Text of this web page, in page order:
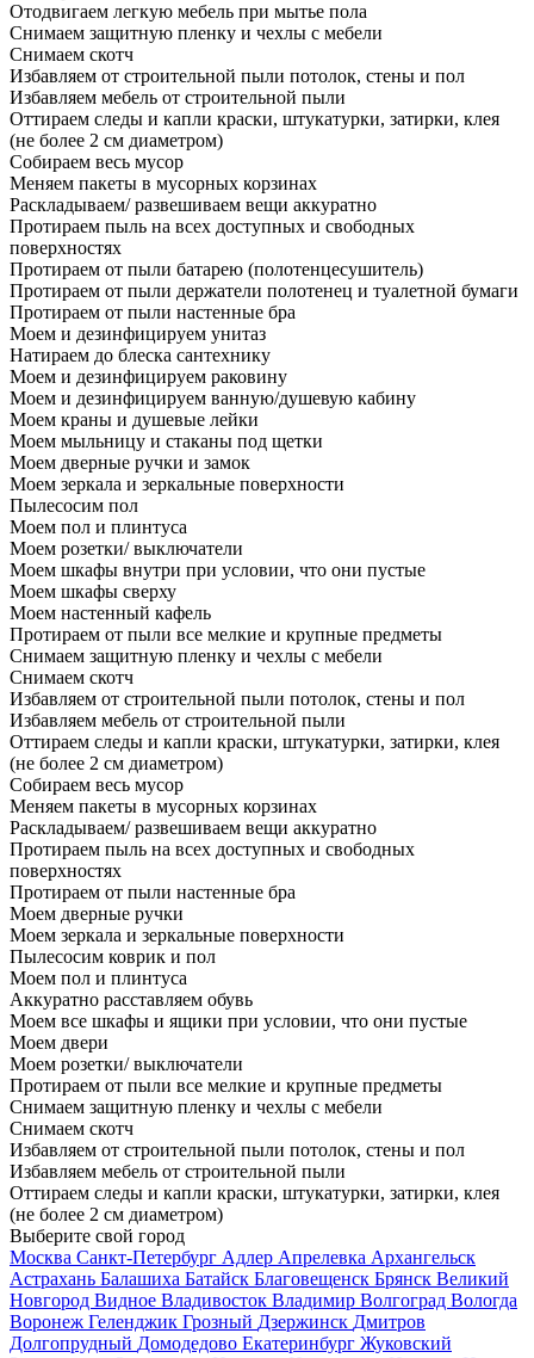
Отодвигаем легкую мебель при мытье пола
Снимаем защитную пленку и чехлы с мебели
Снимаем скотч
Избавляем от строительной пыли потолок, стены и пол
Избавляем мебель от строительной пыли
Оттираем следы и капли краски, штукатурки, затирки, клея
(не более 2 см диаметром)
Собираем весь мусор
Меняем пакеты в мусорных корзинах
Раскладываем/ развешиваем вещи аккуратно
Протираем пыль на всех доступных и свободных
поверхностях
Протираем от пыли батарею (полотенцесушитель)
Протираем от пыли держатели полотенец и туалетной бумаги
Протираем от пыли настенные бра
Моем и дезинфицируем унитаз
Натираем до блеска сантехнику
Моем и дезинфицируем раковину
Моем и дезинфицируем ванную/душевую кабину
Моем краны и душевые лейки
Моем мыльницу и стаканы под щетки
Моем дверные ручки и замок
Моем зеркала и зеркальные поверхности
Пылесосим пол
Моем пол и плинтуса
Моем розетки/ выключатели
Моем шкафы внутри при условии, что они пустые
Моем шкафы сверху
Моем настенный кафель
Протираем от пыли все мелкие и крупные предметы
Снимаем защитную пленку и чехлы с мебели
Снимаем скотч
Избавляем от строительной пыли потолок, стены и пол
Избавляем мебель от строительной пыли
Оттираем следы и капли краски, штукатурки, затирки, клея
(не более 2 см диаметром)
Собираем весь мусор
Меняем пакеты в мусорных корзинах
Раскладываем/ развешиваем вещи аккуратно
Протираем пыль на всех доступных и свободных
поверхностях
Протираем от пыли настенные бра
Моем дверные ручки
Моем зеркала и зеркальные поверхности
Пылесосим коврик и пол
Моем пол и плинтуса
Аккуратно расставляем обувь
Моем все шкафы и ящики при условии, что они пустые
Моем двери
Моем розетки/ выключатели
Протираем от пыли все мелкие и крупные предметы
Снимаем защитную пленку и чехлы с мебели
Снимаем скотч
Избавляем от строительной пыли потолок, стены и пол
Избавляем мебель от строительной пыли
Оттираем следы и капли краски, штукатурки, затирки, клея
(не более 2 см диаметром)
Выберите свой город
Москва Санкт-Петербург Адлер Апрелевка Архангельск
Астрахань Балашиха Батайск Благовещенск Брянск Великий
Новгород Видное Владивосток Владимир Волгоград Вологда
Воронеж Геленджик Грозный Дзержинск Дмитров
Долгопрудный Домодедово Екатеринбург Жуковский